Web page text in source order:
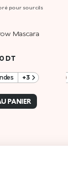
pour sourcils
Mascara
DT
+3
PANIER